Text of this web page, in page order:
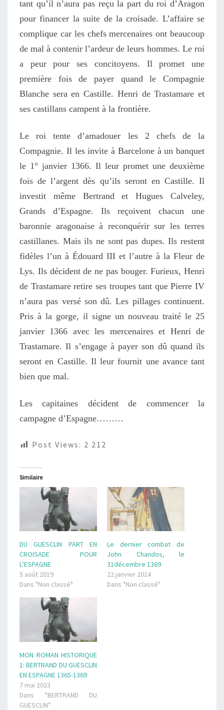
tant qu’il n’aura pas reçu la part du roi d’Aragon
pour financer la suite de la croisade. L’affaire se
complique car les chefs mercenaires ont beaucoup
de mal à contenir l’ardeur de leurs hommes. Le roi
a peur pour ses concitoyens. Il promet une
première fois de payer quand le Compagnie
Blanche sera en Castille. Henri de Trastamare et
ses castillans campent à la frontière.
Le roi tente d’amadouer les 2 chefs de la
Compagnie. Il les invite à Barcelone à un banquet
le 1° janvier 1366. Il leur promet une deuxième
fois de l’argent dès qu’ils seront en Castille. Il
investit même Bertrand et Hugues Calveley,
Grands d’Espagne. Ils reçoivent chacun une
baronnie aragonaise à reconquérir sur les terres
castillanes. Mais ils ne sont pas dupes. Ils restent
fidèles l’un à Édouard III et l’autre à la Fleur de
Lys. Ils décident de ne pas bouger. Furieux, Henri
de Trastamare retire ses troupes tant que Pierre IV
n’aura pas versé son dû. Les pillages continuent.
Pris à la gorge, il signe un nouveau traité le 25
janvier 1366 avec les mercenaires et Henri de
Trastamare. Il s’engage à payer son dû quand ils
seront en Castille. Il leur fournit une avance tant
bien que mal.
Les capitaines décident de commencer la
campagne d’Espagne………
Post Views: 2 212
Similaire
DU GUESCLIN PART EN
CROISADE POUR
L’ESPAGNE
5 août 2019
Dans "Non classé"
Le dernier combat de
John Chandos, le
31décembre 1369
22 janvier 2024
Dans "Non classé"
MON ROMAN HISTORIQUE
1: BERTRAND DU GUESCLIN
EN ESPAGNE 1365-1369
7 mai 2023
Dans "BERTRAND DU
GUESCLIN"